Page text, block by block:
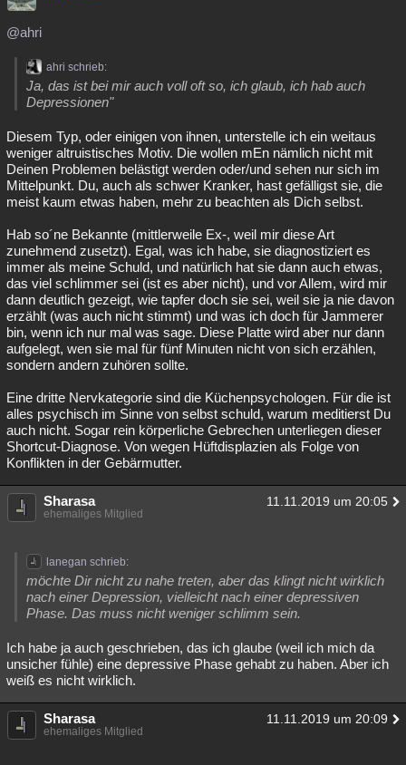
@ahri
ahri schrieb:
Ja, das ist bei mir auch voll oft so, ich glaub, ich hab auch
Depressionen"
Diesem Typ, oder einigen von ihnen, unterstelle ich ein weitaus
weniger altruistisches Motiv. Die wollen mEn nämlich nicht mit
Deinen Problemen belästigt werden oder/und sehen nur sich im
Mittelpunkt. Du, auch als schwer Kranker, hast gefälligst sie, die
meist kaum etwas haben, mehr zu beachten als Dich selbst.
Hab so´ne Bekannte (mittlerweile Ex-, weil mir diese Art
zunehmend zusetzt). Egal, was ich habe, sie diagnostiziert es
immer als meine Schuld, und natürlich hat sie dann auch etwas,
das viel schlimmer sei (ist es aber nicht), und vor Allem, wird mir
dann deutlich gezeigt, wie tapfer doch sie sei, weil sie ja nie davon
erzählt (was auch nicht stimmt) und was ich doch für Jammerer
bin, wenn ich nur mal was sage. Diese Platte wird aber nur dann
aufgelegt, wen sie mal für fünf Minuten nicht von sich erzählen,
sondern andern zuhören sollte.
Eine dritte Nervkategorie sind die Küchenpsychologen. Für die ist
alles psychisch im Sinne von selbst schuld, warum meditierst Du
auch nicht. Sogar rein körperliche Gebrechen unterliegen dieser
Shortcut-Diagnose. Von wegen Hüftdisplazien als Folge von
Konflikten in der Gebärmutter.
Sharasa 11.11.2019 um 20:05
ehemaliges Mitglied
lanegan schrieb:
möchte Dir nicht zu nahe treten, aber das klingt nicht wirklich
nach einer Depression, vielleicht nach einer depressiven
Phase. Das muss nicht weniger schlimm sein.
Ich habe ja auch geschrieben, das ich glaube (weil ich mich da
unsicher fühle) eine depressive Phase gehabt zu haben. Aber ich
weiß es nicht wirklich.
Sharasa 11.11.2019 um 20:09
ehemaliges Mitglied